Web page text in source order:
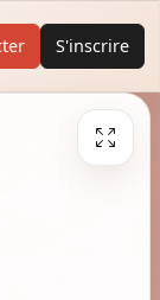
S'inscrire